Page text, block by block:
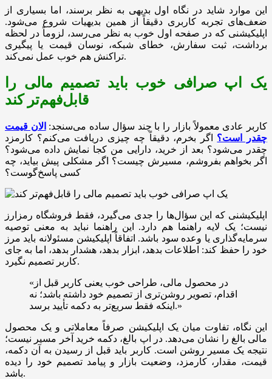
این موارد شاید در نگاه اول بدیهی به نظر برسند، اما بسیاری از
ضعف‌های تجربه کاربری دقیقاً از همین بدیهیات شروع می‌شود.
اپلیکیشنی که در صفحه اول خوب به نظر می‌رسد، لزوماً در لحظه
برداشت، ثبت سفارش، خطای شبکه، نوسان قیمت یا پیگیری
تراکنش هم خوب عمل نمی‌کند.
یک اپ صرافی خوب باید تصمیم مالی را
قابل‌فهم‌تر کند
کاربر عادی معمولاً بازار را با چند سؤال ساده می‌سنجد: الان قیمت
چقدر است؟ اگر بخرم، دقیقاً چه چیزی دریافت می‌کنم؟ کارمزد
چقدر می‌شود؟ بعد از خرید، دارایی من کجا نمایش داده می‌شود؟
اگر بخواهم بفروشم، مسیرش چیست؟ اگر مشکلی پیش بیاید، چه
کسی پاسخ‌گوست؟
اپلیکیشنی که این سؤال‌ها را جدی می‌گیرد، فقط فروشگاه رمزارز
نیست؛ یک لایه راهنما هم دارد. این راهنما نباید به معنی توصیه
سرمایه‌گذاری یا وعده سود باشد. اتفاقاً اپلیکیشن مسئولانه باید مرز
خود را حفظ کند: اطلاعات بدهد، ابزار بدهد، هشدار بدهد، اما به جای
کاربر تصمیم نگیرد.
«در محصول مالی، طراحی خوب یعنی کاربر قبل از
اقدام، تصویر روشن‌تری از تصمیم خود داشته باشد؛ نه
اینکه فقط سریع‌تر به دکمه تأیید برسد.»
این نگاه، تفاوت میان یک اپلیکیشن صرفاً معاملاتی و یک محصول
مالی بالغ را نشان می‌دهد. در اپ بالغ، دکمه خرید آخر مسیر نیست؛
نتیجه یک مسیر روشن است. کاربر باید قبل از رسیدن به آن دکمه،
قیمت، مقدار، کارمزد، وضعیت بازار و پیامد تصمیم خود را دیده
باشد.